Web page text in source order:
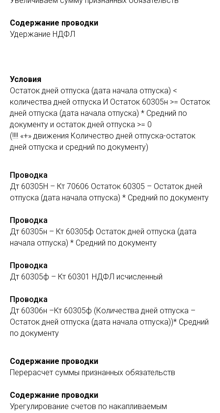
Содержание проводки
Удержание НДФЛ
Условия
Остаток дней отпуска (дата начала отпуска) <
количества дней отпуска И Остаток 60305н >= Остаток
дней отпуска (дата начала отпуска) * Средний по
документу и остаток дней отпуска >= 0
(!!!! «+» движения Количество дней отпуска-остаток
дней отпуска и средний по документу)
Проводка
Дт 60305Н – Кт 70606 Остаток 60305 – Остаток дней
отпуска (дата начала отпуска) * Средний по документу
Проводка
Дт 60305н – Кт 60305ф Остаток дней отпуска (дата
начала отпуска) * Средний по документу
Проводка
Дт 60305ф – Кт 60301 НДФЛ исчисленный
Проводка
Дт 60306н –Кт 60305ф (Количества дней отпуска –
Остаток дней отпуска (дата начала отпуска))* Средний
по документу
Содержание проводки
Перерасчет суммы признанных обязательств
Содержание проводки
Урегулирование счетов по накапливаемым